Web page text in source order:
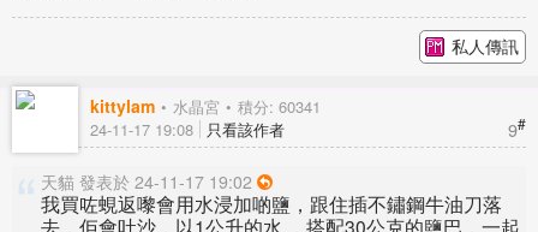
私人傳訊
kittylam 水晶宮 積分: 60341
9#
24-11-17 19:08 只看該作者
天貓 發表於 24-11-17 19:02
我買咗蜆返嚟會用水浸加啲鹽，跟住插不鏽鋼牛油刀落
去，佢會吐沙，以1公升的水 ，搭配30公克的鹽巴，一起